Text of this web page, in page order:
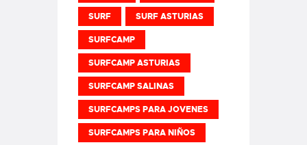
SURF SURF ASTURIAS
SURFCAMP
SURFCAMP ASTURIAS
SURFCAMP SALINAS
SURFCAMPS PARA JOVENES
SURFCAMPS PARA NIÑOS